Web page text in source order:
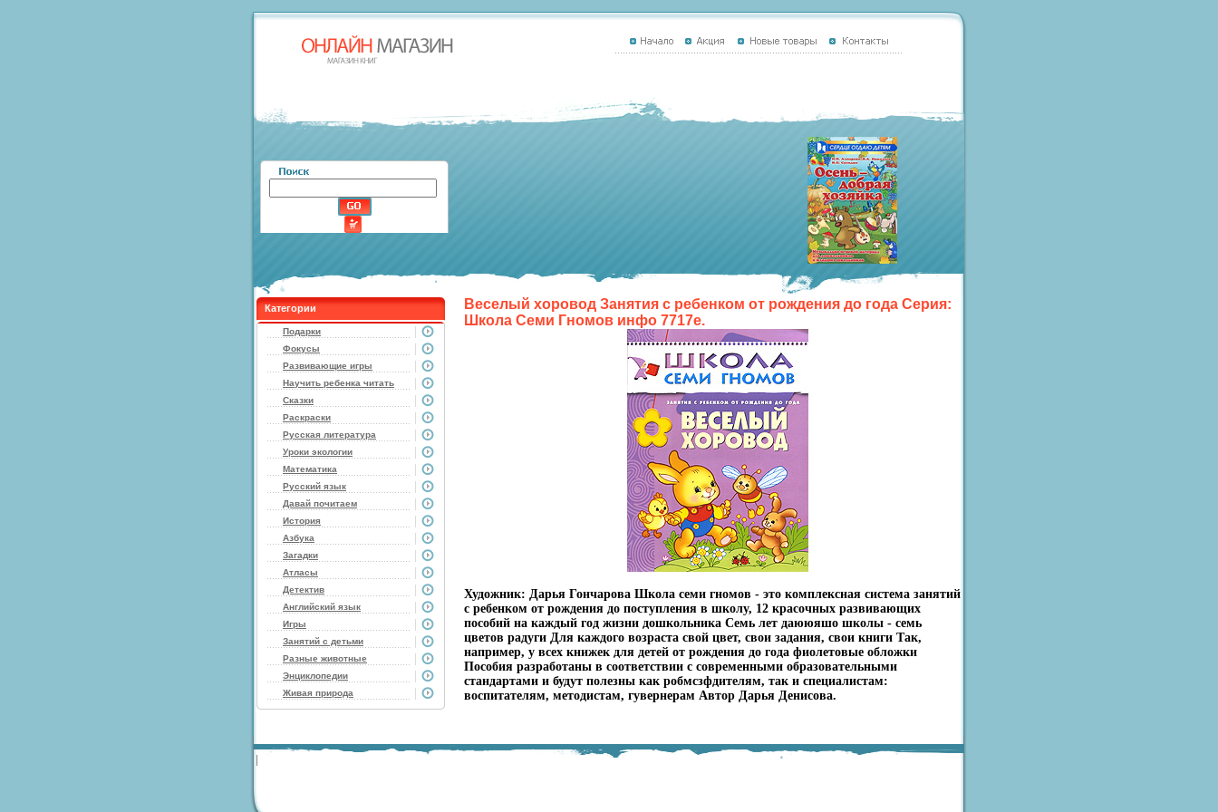
Категории
Подарки
Фокусы
Развивающие игры
Научить ребенка читать
Сказки
Раскраски
Русская литература
Уроки экологии
Математика
Русский язык
Давай почитаем
История
Азбука
Загадки
Атласы
Детектив
Английский язык
Игры
Занятий с детьми
Разные животные
Энциклопедии
Живая природа
Веселый хоровод Занятия с ребенком от рождения до года Серия:
Школа Семи Гномов инфо 7717e.
Художник: Дарья Гончарова Школа семи гномов - это комплексная система занятий
с ребенком от рождения до поступления в школу, 12 красочных развивающих
пособий на каждый год жизни дошкольника Семь лет даююяшо школы - семь
цветов радуги Для каждого возраста свой цвет, свои задания, свои книги Так,
например, у всех книжек для детей от рождения до года фиолетовые обложки
Пособия разработаны в соответствии с современными образовательными
стандартами и будут полезны как робмсзфдителям, так и специалистам:
воспитателям, методистам, гувернерам Автор Дарья Денисова.